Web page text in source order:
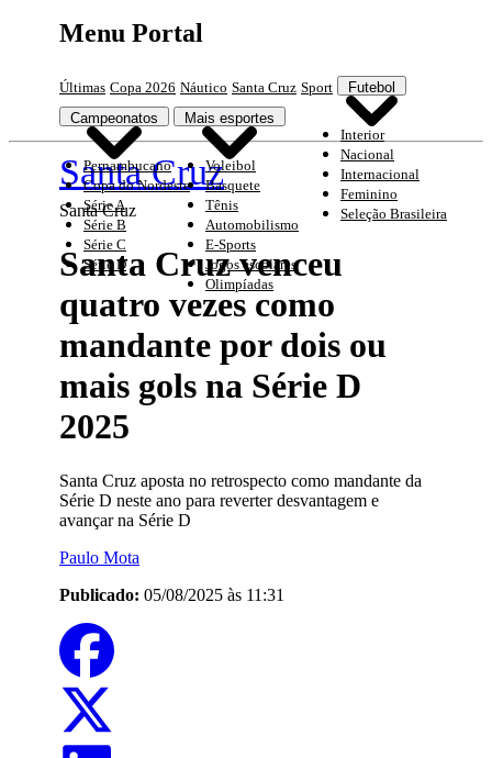
Menu Portal
Últimas Copa 2026 Náutico Santa Cruz Sport Futebol
Interior
Nacional
Internacional
Feminino
Seleção Brasileira
Campeonatos
Pernambucano
Copa do Nordeste
Série A
Série B
Série C
Série D
Mais esportes
Voleibol
Basquete
Tênis
Automobilismo
E-Sports
Jogos escolares
Olimpíadas
Santa Cruz
Santa Cruz
Santa Cruz venceu
quatro vezes como
mandante por dois ou
mais gols na Série D
2025
Santa Cruz aposta no retrospecto como mandante da
Série D neste ano para reverter desvantagem e
avançar na Série D
Paulo Mota
Publicado: 05/08/2025 às 11:31